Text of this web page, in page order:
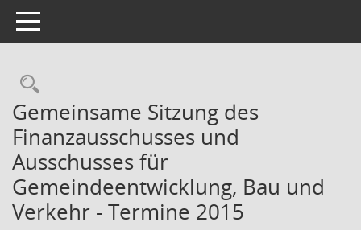
Toggle navigation
Rechercheauswahl
Gemeinsame Sitzung des
Finanzausschusses und
Ausschusses für
Gemeindeentwicklung, Bau und
Verkehr - Termine 2015